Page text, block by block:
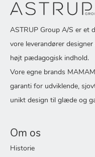
ASTRUP Group A/S er et
vore leverandører
højt pædagogisk indhold.
Vore egne brands
garanti for udviklende,
unikt design til glæde og
Om os
Historie